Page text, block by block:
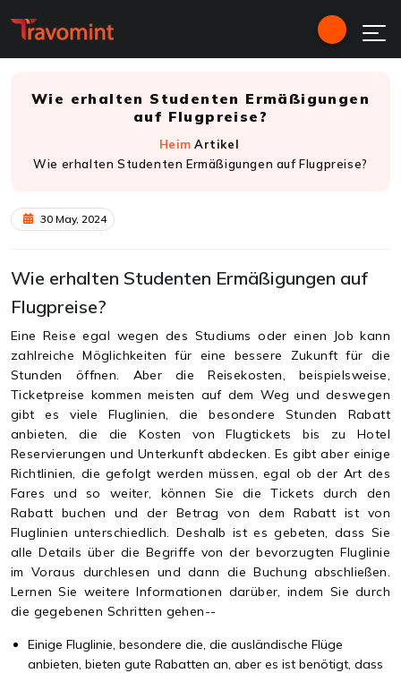
Wie erhalten Studenten Ermäßigungen
auf Flugpreise?
Heim Artikel
Wie erhalten Studenten Ermäßigungen auf Flugpreise?
30 May, 2024
Wie erhalten Studenten Ermäßigungen auf
Flugpreise?
Eine Reise egal wegen des Studiums oder einen Job kann
zahlreiche Möglichkeiten für eine bessere Zukunft für die
Stunden öffnen. Aber die Reisekosten, beispielsweise,
Ticketpreise kommen meisten auf dem Weg und deswegen
gibt es viele Fluglinien, die besondere Stunden Rabatt
anbieten, die die Kosten von Flugtickets bis zu Hotel
Reservierungen und Unterkunft abdecken. Es gibt aber einige
Richtlinien, die gefolgt werden müssen, egal ob der Art des
Fares und so weiter, können Sie die Tickets durch den
Rabatt buchen und der Betrag von dem Rabatt ist von
Fluglinien unterschiedlich. Deshalb ist es gebeten, dass Sie
alle Details über die Begriffe von der bevorzugten Fluglinie
im Voraus durchlesen und dann die Buchung abschließen.
Lernen Sie weitere Informationen darüber, indem Sie durch
die gegebenen Schritten gehen--
Einige Fluglinie, besondere die, die ausländische Flüge
anbieten, bieten gute Rabatten an, aber es ist benötigt, dass